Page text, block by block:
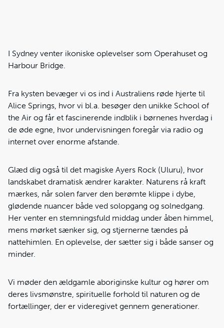
I Sydney venter ikoniske oplevelser som Operahuset og
Harbour Bridge.
Fra kysten bevæger vi os ind i Australiens røde hjerte til
Alice Springs, hvor vi bl.a. besøger den unikke School of
the Air og får et fascinerende indblik i børnenes hverdag i
de øde egne, hvor undervisningen foregår via radio og
internet over enorme afstande.
Glæd dig også til det magiske Ayers Rock (Uluru), hvor
landskabet dramatisk ændrer karakter. Naturens rå kraft
mærkes, når solen farver den berømte klippe i dybe,
glødende nuancer både ved solopgang og solnedgang.
Her venter en stemningsfuld middag under åben himmel,
mens mørket sænker sig, og stjernerne tændes på
nattehimlen. En oplevelse, der sætter sig i både sanser og
minder.
Vi møder den ældgamle aboriginske kultur og hører om
deres livsmønstre, spirituelle forhold til naturen og de
fortællinger, der er videregivet gennem generationer.